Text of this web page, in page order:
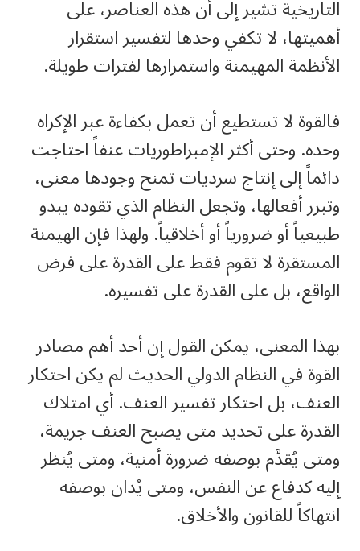
التاريخية تشير إلى أن هذه العناصر، على
أهميتها، لا تكفي وحدها لتفسير استقرار
الأنظمة المهيمنة واستمرارها لفترات طويلة.
فالقوة لا تستطيع أن تعمل بكفاءة عبر الإكراه
وحده. وحتى أكثر الإمبراطوريات عنفاً احتاجت
دائماً إلى إنتاج سرديات تمنح وجودها معنى،
وتبرر أفعالها، وتجعل النظام الذي تقوده يبدو
طبيعياً أو ضرورياً أو أخلاقياً. ولهذا فإن الهيمنة
المستقرة لا تقوم فقط على القدرة على فرض
الواقع، بل على القدرة على تفسيره.
بهذا المعنى، يمكن القول إن أحد أهم مصادر
القوة في النظام الدولي الحديث لم يكن احتكار
العنف، بل احتكار تفسير العنف. أي امتلاك
القدرة على تحديد متى يصبح العنف جريمة،
ومتى يُقدَّم بوصفه ضرورة أمنية، ومتى يُنظر
إليه كدفاع عن النفس، ومتى يُدان بوصفه
انتهاكاً للقانون والأخلاق.